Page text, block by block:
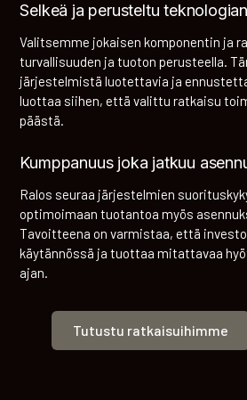
Selkeä ja perusteltu
Valitsemme jokaisen komponentin ja
turvallisuuden ja tuoton perusteella.
järjestelmistä luotettavia ja
luottaa siihen, että valittu ratkaisu
päästä.
Kumppanuus joka jatkuu
Ralos seuraa järjestelmien
optimoimaan tuotantoa myös
Tavoitteena on varmistaa, että
käytännössä ja tuottaa mitattavaa
ajan.
Tutustu ratkaisuihimme